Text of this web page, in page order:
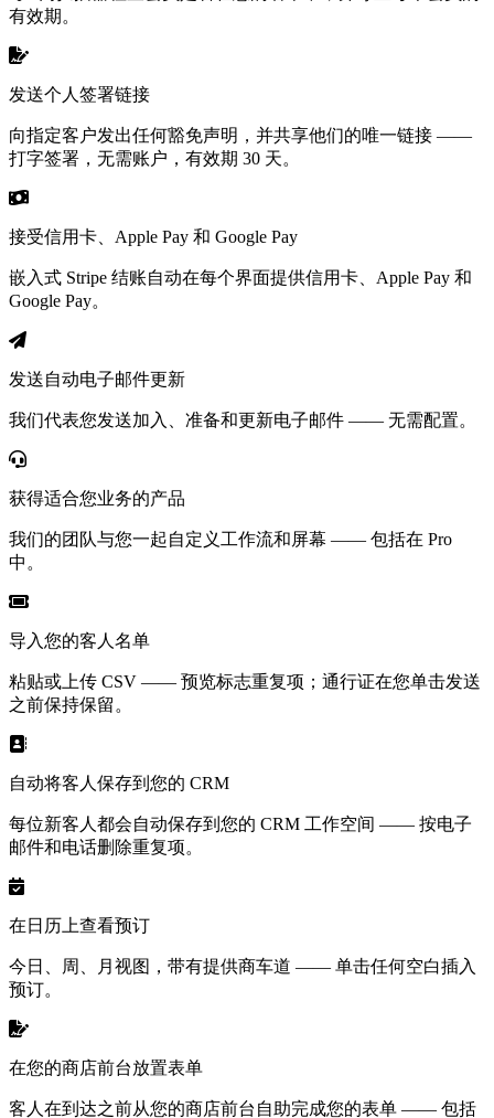
有效期。
发送个人签署链接
向指定客户发出任何豁免声明，并共享他们的唯一链接 ——
打字签署，无需账户，有效期 30 天。
接受信用卡、Apple Pay 和 Google Pay
嵌入式 Stripe 结账自动在每个界面提供信用卡、Apple Pay 和
Google Pay。
发送自动电子邮件更新
我们代表您发送加入、准备和更新电子邮件 —— 无需配置。
获得适合您业务的产品
我们的团队与您一起自定义工作流和屏幕 —— 包括在 Pro
中。
导入您的客人名单
粘贴或上传 CSV —— 预览标志重复项；通行证在您单击发送
之前保持保留。
自动将客人保存到您的 CRM
每位新客人都会自动保存到您的 CRM 工作空间 —— 按电子
邮件和电话删除重复项。
在日历上查看预订
今日、周、月视图，带有提供商车道 —— 单击任何空白插入
预订。
在您的商店前台放置表单
客人在到达之前从您的商店前台自助完成您的表单 —— 包括